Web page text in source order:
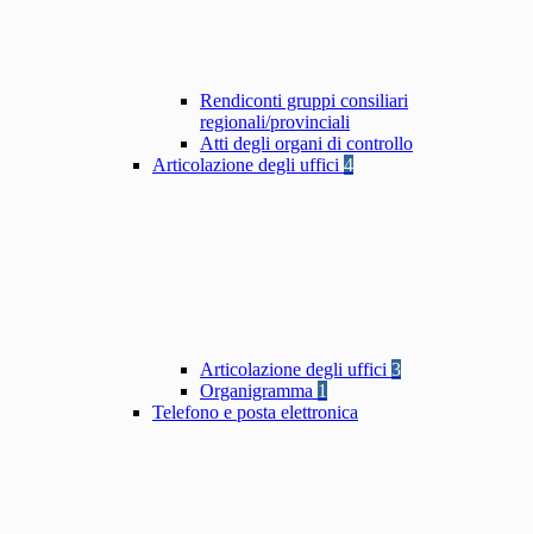
Rendiconti gruppi consiliari
regionali/provinciali
Atti degli organi di controllo
Articolazione degli uffici 4
Articolazione degli uffici 3
Organigramma 1
Telefono e posta elettronica